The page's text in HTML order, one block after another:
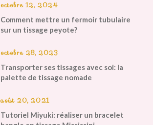
octobre 12, 2024
Comment mettre un fermoir tubulaire
sur un tissage peyote?
octobre 28, 2023
Transporter ses tissages avec soi: la
palette de tissage nomade
août 20, 2021
Tutoriel Miyuki: réaliser un bracelet